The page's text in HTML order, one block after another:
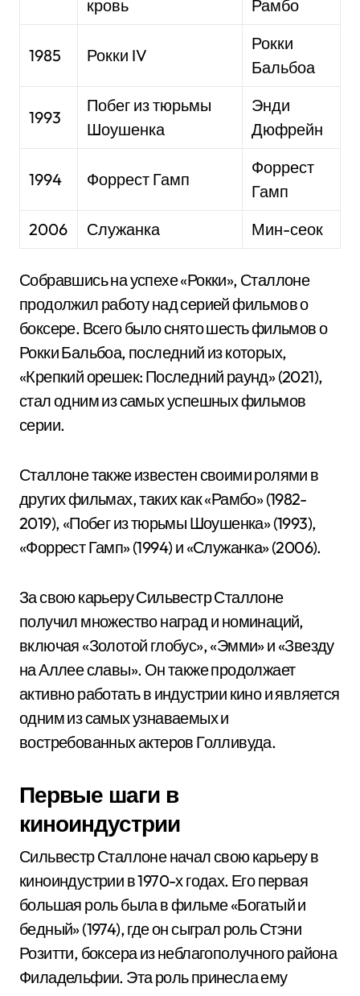
кровь Рамбо
1985 Рокки IV
Рокки
Бальбоа
1993
Побег из тюрьмы
Шоушенка
Энди
Дюфрейн
1994 Форрест Гамп
Форрест
Гамп
2006
Служанка Мин-сеок
Собравшись на успехе «Рокки», Сталлоне
продолжил работу над серией фильмов о
боксере. Всего было снято шесть фильмов о
Рокки Бальбоа, последний из которых,
«Крепкий орешек: Последний раунд» (2021),
стал одним из самых успешных фильмов
серии.
Сталлоне также известен своими ролями в
других фильмах, таких как «Рамбо» (1982-
2019), «Побег из тюрьмы Шоушенка» (1993),
«Форрест Гамп» (1994) и «Служанка» (2006).
За свою карьеру Сильвестр Сталлоне
получил множество наград и номинаций,
включая «Золотой глобус», «Эмми» и «Звезду
на Аллее славы». Он также продолжает
активно работать в индустрии кино и является
одним из самых узнаваемых и
востребованных актеров Голливуда.
Первые шаги в
киноиндустрии
Сильвестр Сталлоне начал свою карьеру в
киноиндустрии в 1970-х годах. Его первая
большая роль была в фильме «Богатый и
бедный» (1974), где он сыграл роль Стэни
Розитти, боксера из неблагополучного района
Филадельфии. Эта роль принесла ему